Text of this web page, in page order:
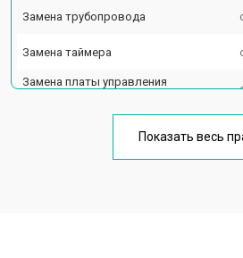
Замена трубопровода
Замена таймера
Замена платы управления
Ремонт/замена датчика
Замена термостата
Показать весь